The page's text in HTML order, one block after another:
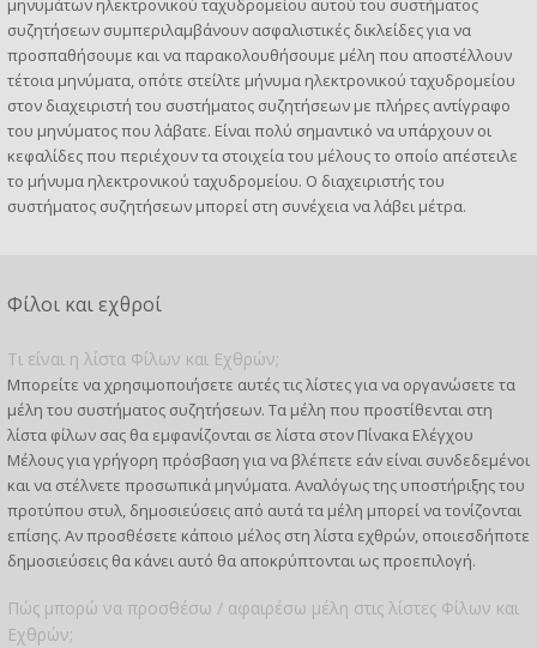
μηνυμάτων ηλεκτρονικού ταχυδρομείου αυτού του συστήματος
συζητήσεων συμπεριλαμβάνουν ασφαλιστικές δικλείδες για να
προσπαθήσουμε και να παρακολουθήσουμε μέλη που αποστέλλουν
τέτοια μηνύματα, οπότε στείλτε μήνυμα ηλεκτρονικού ταχυδρομείου
στον διαχειριστή του συστήματος συζητήσεων με πλήρες αντίγραφο
του μηνύματος που λάβατε. Είναι πολύ σημαντικό να υπάρχουν οι
κεφαλίδες που περιέχουν τα στοιχεία του μέλους το οποίο απέστειλε
το μήνυμα ηλεκτρονικού ταχυδρομείου. Ο διαχειριστής του
συστήματος συζητήσεων μπορεί στη συνέχεια να λάβει μέτρα.
Φίλοι και εχθροί
Τι είναι η λίστα Φίλων και Εχθρών;
Μπορείτε να χρησιμοποιήσετε αυτές τις λίστες για να οργανώσετε τα
μέλη του συστήματος συζητήσεων. Τα μέλη που προστίθενται στη
λίστα φίλων σας θα εμφανίζονται σε λίστα στον Πίνακα Ελέγχου
Μέλους για γρήγορη πρόσβαση για να βλέπετε εάν είναι συνδεδεμένοι
και να στέλνετε προσωπικά μηνύματα. Αναλόγως της υποστήριξης του
προτύπου στυλ, δημοσιεύσεις από αυτά τα μέλη μπορεί να τονίζονται
επίσης. Αν προσθέσετε κάποιο μέλος στη λίστα εχθρών, οποιεσδήποτε
δημοσιεύσεις θα κάνει αυτό θα αποκρύπτονται ως προεπιλογή.
Πώς μπορώ να προσθέσω / αφαιρέσω μέλη στις λίστες Φίλων και
Εχθρών;